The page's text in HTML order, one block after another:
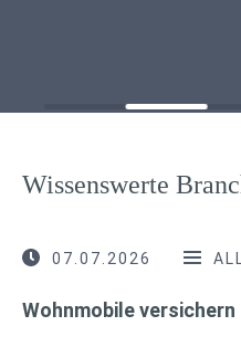
Wissenswerte
07.07.2026
Wohnmobile versichern